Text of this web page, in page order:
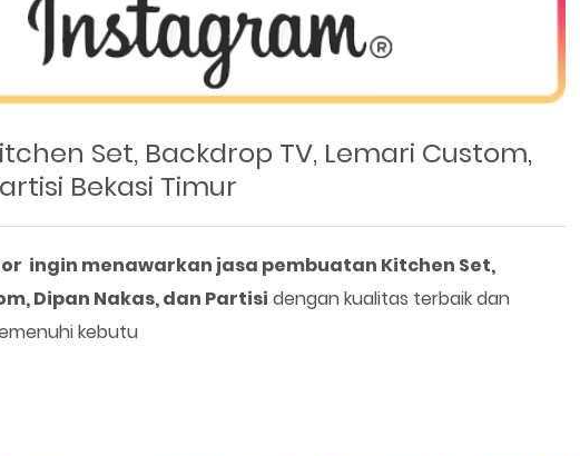
Set, Backdrop TV, Lemari Custom,
Bekasi Timur
ingin menawarkan jasa pembuatan Kitchen Set,
Dipan Nakas, dan Partisi dengan kualitas terbaik dan
kebutu